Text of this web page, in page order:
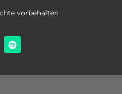
vorbehalten